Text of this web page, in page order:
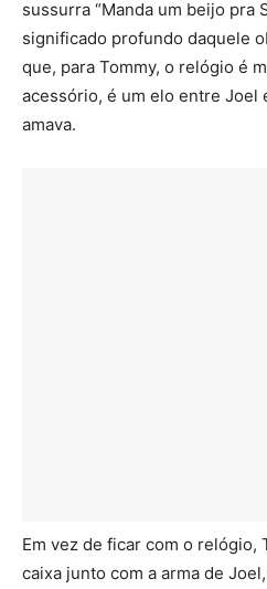
sussurra “Manda um beijo pra
significado profundo daquele
que, para Tommy, o relógio é
acessório, é um elo entre Joel
amava.
Em vez de ficar com o relógio,
caixa junto com a arma de